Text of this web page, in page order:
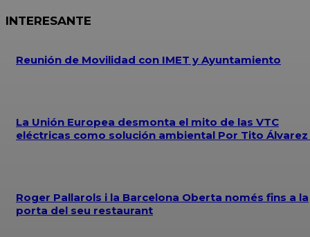
INTERESANTE
Reunión de Movilidad con IMET y Ayuntamiento
La Unión Europea desmonta el mito de las VTC
eléctricas como solución ambiental Por Tito Álvarez
Roger Pallarols i la Barcelona Oberta només fins a la
porta del seu restaurant